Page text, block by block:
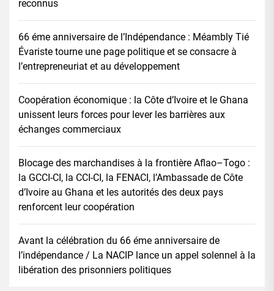
reconnus
66 éme anniversaire de l’Indépendance : Méambly Tié
Évariste tourne une page politique et se consacre à
l’entrepreneuriat et au développement
Coopération économique : la Côte d’Ivoire et le Ghana
unissent leurs forces pour lever les barrières aux
échanges commerciaux
Blocage des marchandises à la frontière Aflao–Togo :
la GCCI-CI, la CCI-CI, la FENACI, l’Ambassade de Côte
d’Ivoire au Ghana et les autorités des deux pays
renforcent leur coopération
Avant la célébration du 66 éme anniversaire de
l’indépendance / La NACIP lance un appel solennel à la
libération des prisonniers politiques